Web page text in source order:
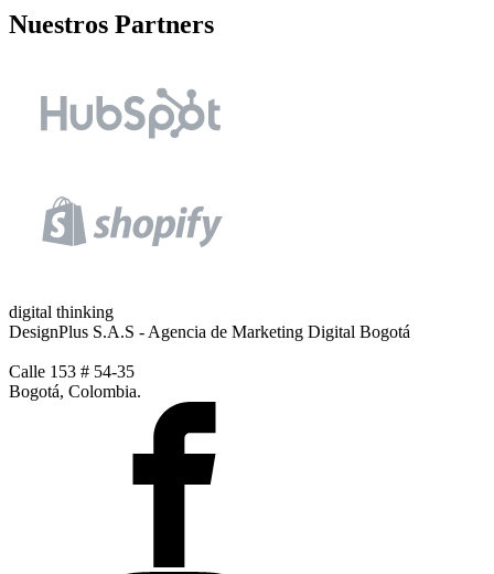
Nuestros Partners
digital thinking
DesignPlus S.A.S - Agencia de Marketing Digital Bogotá
Calle 153 # 54-35
Bogotá, Colombia.